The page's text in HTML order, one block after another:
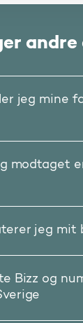
andre
jeg mine
modtaget
jeg mit
Bizz og